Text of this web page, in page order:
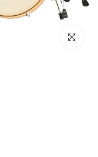
Click para